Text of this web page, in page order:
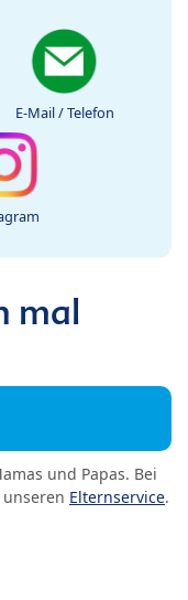
E-Mail / Telefon
mal
und Papas. Bei
Elternservice.